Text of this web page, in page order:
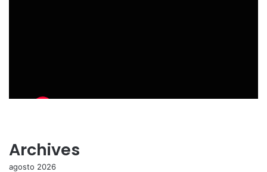
Archives
agosto 2026